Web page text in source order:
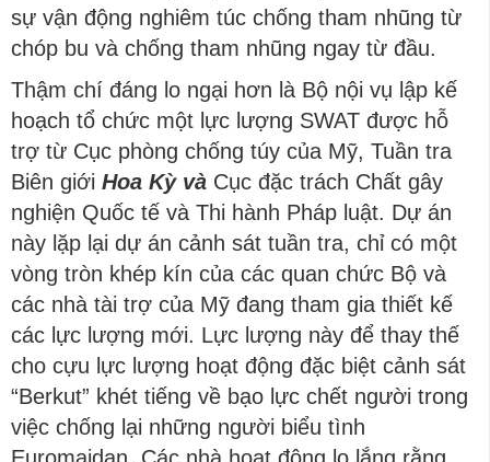
sự vận động nghiêm túc chống tham nhũng từ
chóp bu và chống tham nhũng ngay từ đầu.
Thậm chí đáng lo ngại hơn là Bộ nội vụ lập kế
hoạch tổ chức một lực lượng SWAT được hỗ
trợ từ Cục phòng chống túy của Mỹ, Tuần tra
Biên giới Hoa Kỳ và Cục đặc trách Chất gây
nghiện Quốc tế và Thi hành Pháp luật. Dự án
này lặp lại dự án cảnh sát tuần tra, chỉ có một
vòng tròn khép kín của các quan chức Bộ và
các nhà tài trợ của Mỹ đang tham gia thiết kế
các lực lượng mới. Lực lượng này để thay thế
cho cựu lực lượng hoạt động đặc biệt cảnh sát
“Berkut” khét tiếng về bạo lực chết người trong
việc chống lại những người biểu tình